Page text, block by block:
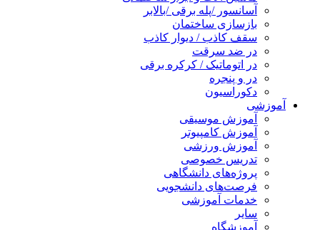
آسانسور /پله برقی /بالابر
بازسازی ساختمان
سقف کاذب / دیوار کاذب
در ضد سرقت
در اتوماتیک / کرکره برقی
در و پنجره
دکوراسیون
آموزشی
آموزش موسیقی
آموزش کامپیوتر
آموزش ورزشی
تدریس خصوصی
پروژه‌های دانشگاهی
فرصت‌های دانشجویی
خدمات آموزشی
سایر
آموزشگاه